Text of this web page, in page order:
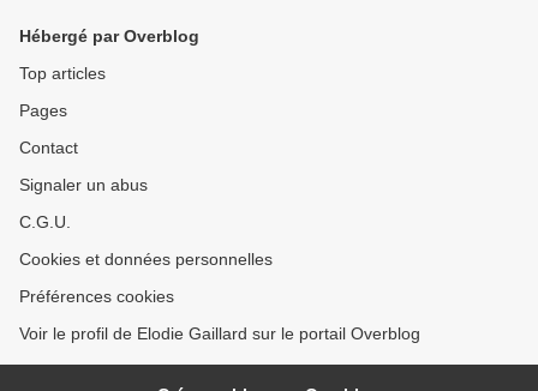
Hébergé par Overblog
Top articles
Pages
Contact
Signaler un abus
C.G.U.
Cookies et données personnelles
Préférences cookies
Voir le profil de Elodie Gaillard sur le portail Overblog